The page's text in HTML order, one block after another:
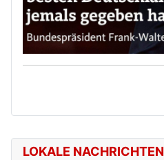
LOKALE NACHRICHTEN